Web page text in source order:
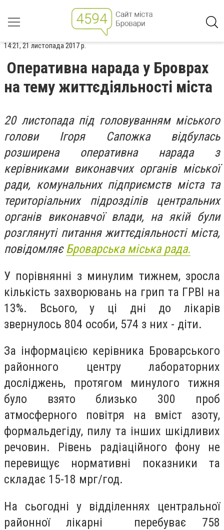
14:21, 21 листопада 2017 р.
Оперативна нарада у Броврах
на тему життєдіяльності міста
20 листопада під головуванням міського
голови Ігоря Сапожка відбулась
розширена оперативна нарада з
керівниками виконавчих органів міської
ради, комунальних підприємств міста та
територіальних підрозділів центральних
органів виконавчої влади, на якій були
розглянуті питання життєдіяльності міста,
повідомляєБроварська міська рада.
У порівнянні з минулим тижнем, зросла
кількість захворювань на грип та ГРВІ на
13%. Всього, у ці дні до лікарів
звернулось 804 особи, 574 з них - діти.
За інформацією керівника Броварського
районного центру лабораторних
досліджень, протягом минулого тижня
було взято близько 300 проб
атмосферного повітря на вміст азоту,
формальдегіду, пилу та інших шкідливих
речовин. Рівень радіаційного фону не
перевищує нормативні показники та
складає 15-18 мрг/год.
На сьогодні у відділеннях центральної
районної лікарні перебуває 758